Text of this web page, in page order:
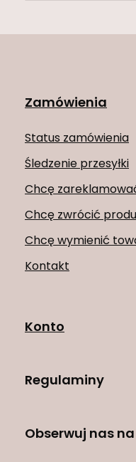
Zamówienia
Status zamówienia
Śledzenie przesyłki
Chcę
Chcę zwrócić
Chcę wymienić
Kontakt
Konto
Regulaminy
Obserwuj nas na